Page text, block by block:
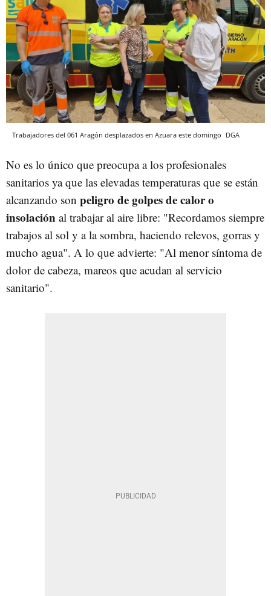
Trabajadores del 061 Aragón desplazados en Azuara este domingo DGA
No es lo único que preocupa a los profesionales
sanitarios ya que las elevadas temperaturas que se están
alcanzando son peligro de golpes de calor o
insolación al trabajar al aire libre: "Recordamos siempre
trabajos al sol y a la sombra, haciendo relevos, gorras y
mucho agua". A lo que advierte: "Al menor síntoma de
dolor de cabeza, mareos que acudan al servicio
sanitario".